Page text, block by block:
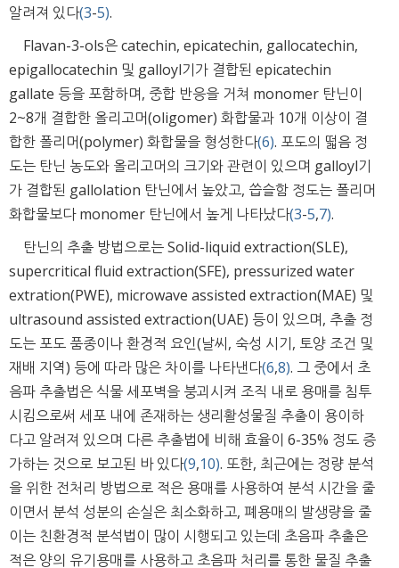
알려져 있다(3-5).
Flavan-3-ols은 catechin, epicatechin, gallocatechin,
epigallocatechin 및 galloyl기가 결합된 epicatechin
gallate 등을 포함하며, 중합 반응을 거쳐 monomer 탄닌이
2~8개 결합한 올리고머(oligomer) 화합물과 10개 이상이 결
합한 폴리머(polymer) 화합물을 형성한다(6). 포도의 떫음 정
도는 탄닌 농도와 올리고머의 크기와 관련이 있으며 galloyl기
가 결합된 gallolation 탄닌에서 높았고, 씁슬함 정도는 폴리머
화합물보다 monomer 탄닌에서 높게 나타났다(3-5,7).
탄닌의 추출 방법으로는 Solid-liquid extraction(SLE),
supercritical fluid extraction(SFE), pressurized water
extration(PWE), microwave assisted extraction(MAE) 및
ultrasound assisted extraction(UAE) 등이 있으며, 추출 정
도는 포도 품종이나 환경적 요인(날씨, 숙성 시기, 토양 조건 및
재배 지역) 등에 따라 많은 차이를 나타낸다(6,8). 그 중에서 초
음파 추출법은 식물 세포벽을 붕괴시켜 조직 내로 용매를 침투
시킴으로써 세포 내에 존재하는 생리활성물질 추출이 용이하
다고 알려져 있으며 다른 추출법에 비해 효율이 6-35% 정도 증
가하는 것으로 보고된 바 있다(9,10). 또한, 최근에는 정량 분석
을 위한 전처리 방법으로 적은 용매를 사용하여 분석 시간을 줄
이면서 분석 성분의 손실은 최소화하고, 폐용매의 발생량을 줄
이는 친환경적 분석법이 많이 시행되고 있는데 초음파 추출은
적은 양의 유기용매를 사용하고 초음파 처리를 통한 물질 추출